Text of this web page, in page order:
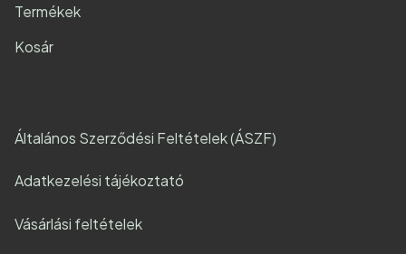
Termékek
Kosár
Általános Szerződési Feltételek (ÁSZF)
Adatkezelési tájékoztató
Vásárlási feltételek